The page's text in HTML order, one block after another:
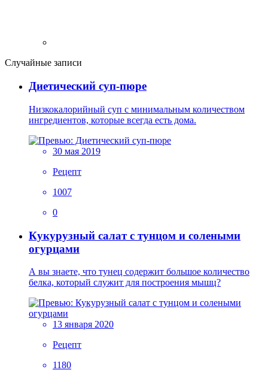
Случайные записи
Диетический суп-пюре
Низкокалорийный суп с минимальным количеством
ингредиентов, которые всегда есть дома.
30 мая 2019
Рецепт
1007
0
Кукурузный салат с тунцом и солеными
огурцами
А вы знаете, что тунец содержит большое количество
белка, который служит для построения мышц?
13 января 2020
Рецепт
1180